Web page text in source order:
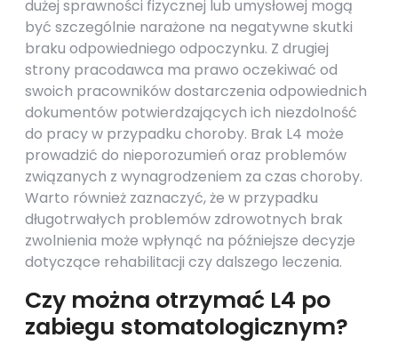
dużej sprawności fizycznej lub umysłowej mogą
być szczególnie narażone na negatywne skutki
braku odpowiedniego odpoczynku. Z drugiej
strony pracodawca ma prawo oczekiwać od
swoich pracowników dostarczenia odpowiednich
dokumentów potwierdzających ich niezdolność
do pracy w przypadku choroby. Brak L4 może
prowadzić do nieporozumień oraz problemów
związanych z wynagrodzeniem za czas choroby.
Warto również zaznaczyć, że w przypadku
długotrwałych problemów zdrowotnych brak
zwolnienia może wpłynąć na późniejsze decyzje
dotyczące rehabilitacji czy dalszego leczenia.
Czy można otrzymać L4 po
zabiegu stomatologicznym?